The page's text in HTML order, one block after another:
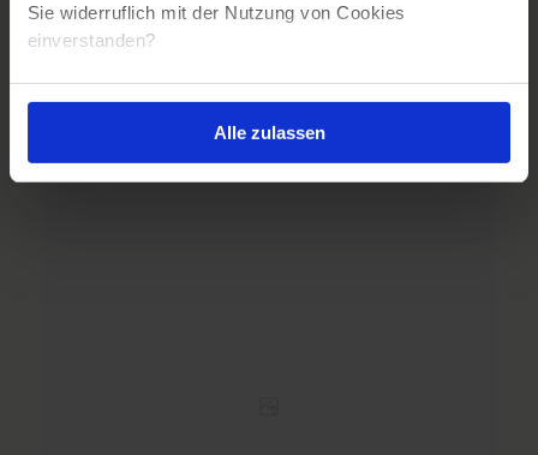
Sie widerruflich mit der Nutzung von Cookies
einverstanden?
Alle zulassen